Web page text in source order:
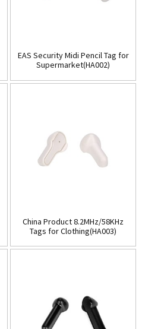
EAS Security Midi Pencil Tag for
Supermarket(HA002)
China Product 8.2MHz/58KHz
Tags for Clothing(HA003)